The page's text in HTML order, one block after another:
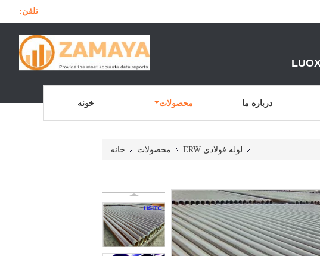
تلفن:
خونه محصولات درباره ما
خانه محصولات لوله فولادی ERW